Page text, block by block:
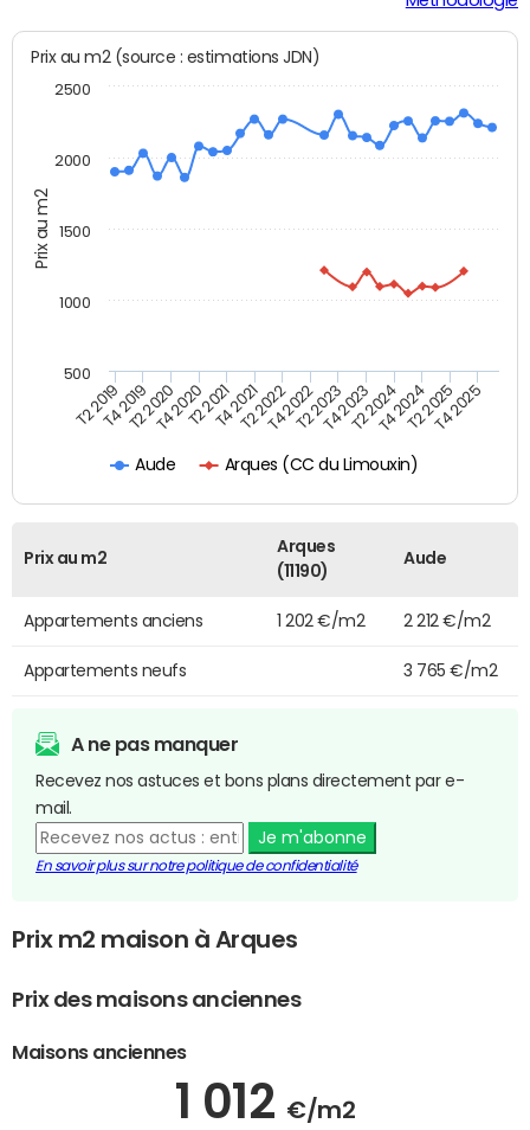
Prix au m2
Prix au m2 (source : estimations JDN)
Aude Arques (CC du Limouxin)
T2 2019T4 2019T2 2020T4 2020T2 2021T4 2021T2 2022T4 2022T2 2023T4 2023T2 2024T4 2024T2 2025T4 2025
1000
1500
2000
2500
500
Prix au m2
Arques
(11190)
Aude
Appartements anciens 1 202 €/m2 2 212 €/m2
Appartements neufs 3 765 €/m2
A ne pas manquer
Recevez nos astuces et bons plans directement par e-
mail.
Je m'abonne
En savoir plus sur notre politique de confidentialité
Prix m2 maison à Arques
Prix des maisons anciennes
Maisons anciennes
1 012 €/m2